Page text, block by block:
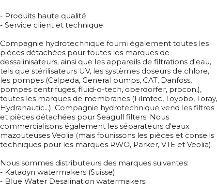
- Produits haute qualité
- Service client et technique
Compagnie hydrotechnique fourni également toutes les
pièces détachées pour toutes les marques de
dessalinisateurs, ainsi que les appareils de filtrations d'eau,
tels que stérilisateurs UV, les systèmes doseurs de chlore,
les pompes (Calpeda, General pumps, CAT, Danfoss,
pompes centrifuges, fluid-o-tech, oberdorfer, procon,),
toutes les marques de membranes (Filmtec, Toyobo, Toray,
Hydranautic...). Compagnie hydrotechnique vend les filtres
et pièces détachées pour Seagull filters. Nous
commercialisons également les séparateurs d'eaux
mazouteuses Veolia (mais founissons les pièces et conseils
techniques pour les marques RWO, Parker, VTE et Veolia).
Nous sommes distributeurs des marques suivantes:
- Katadyn watermakers (Suisse)
- Blue Water Desalination watermakers